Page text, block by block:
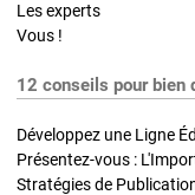
Les experts
Vous !
12 conseils pour bien
Développez une Ligne
Présentez-vous :